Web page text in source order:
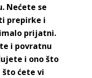
Nećete se
prepirke i
prijatni.
i povratnu
i ono što
što ćete vi